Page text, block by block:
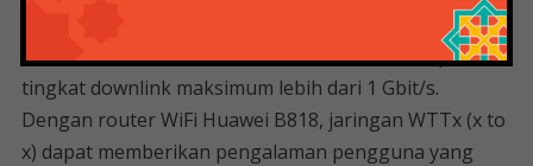
komersial. Huawei B818 mendukung MIMO hingga
8×8 di downlink, CA, dan 256QAM untuk mencapai
tingkat downlink maksimum lebih dari 1 Gbit/s.
Dengan router WiFi Huawei B818, jaringan WTTx (x to
x) dapat memberikan pengalaman pengguna yang